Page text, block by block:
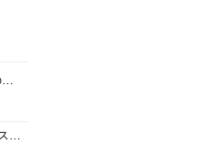
1日約260円で借りれる♡韓国のWiFiレンタルおすすめ「WiFi弁当(WiFi Dosirak)」
韓国旅行のeSIMは「SkyeSiM(スカイイーシム)」！1日単位で最安値380円から利用可能！